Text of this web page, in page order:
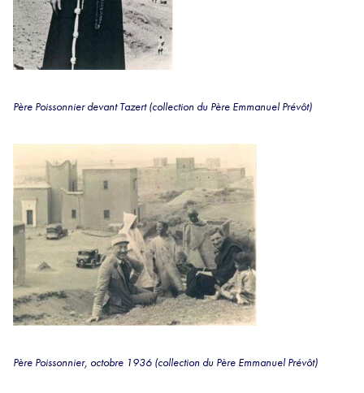
Père Poissonnier devant Tazert (collection du Père Emmanuel Prévôt)
Père Poissonnier, octobre 1936 (collection du Père Emmanuel Prévôt)